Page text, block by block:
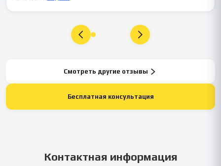
Смотреть другие отзывы
Бесплатная консультация
Контактная информация